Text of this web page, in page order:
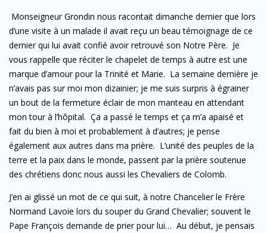
Monseigneur Grondin nous racontait dimanche dernier que lors
d’une visite à un malade il avait reçu un beau témoignage de ce
dernier qui lui avait confié avoir retrouvé son Notre Père. Je
vous rappelle que réciter le chapelet de temps à autre est une
marque d’amour pour la Trinité et Marie. La semaine dernière je
n’avais pas sur moi mon dizainier; je me suis surpris à égrainer
un bout de la fermeture éclair de mon manteau en attendant
mon tour à l’hôpital. Ça a passé le temps et ça m’a apaisé et
fait du bien à moi et probablement à d’autres; je pense
également aux autres dans ma prière. L’unité des peuples de la
terre et la paix dans le monde, passent par la prière soutenue
des chrétiens donc nous aussi les Chevaliers de Colomb.
J’en ai glissé un mot de ce qui suit, à notre Chancelier le Frère
Normand Lavoie lors du souper du Grand Chevalier; souvent le
Pape François demande de prier pour lui… Au début, je pensais